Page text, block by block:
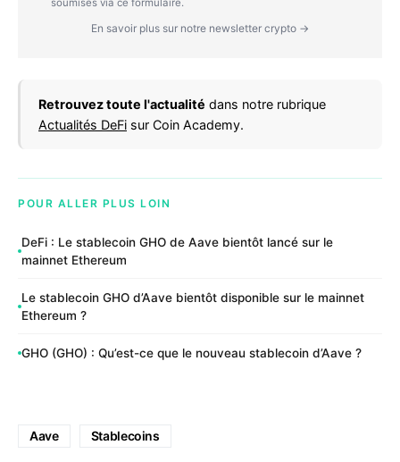
En savoir plus sur notre newsletter crypto →
Retrouvez toute l'actualité dans notre rubrique
Actualités DeFi sur Coin Academy.
POUR ALLER PLUS LOIN
DeFi : Le stablecoin GHO de Aave bientôt lancé sur le
mainnet Ethereum
Le stablecoin GHO d’Aave bientôt disponible sur le mainnet
Ethereum ?
GHO (GHO) : Qu’est-ce que le nouveau stablecoin d’Aave ?
Aave Stablecoins